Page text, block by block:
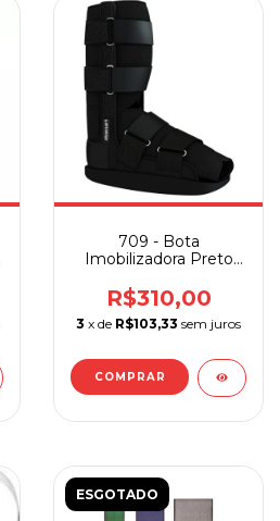
709 - Bota
Imobilizadora Preto
R$310,00
3 x de R$103,33 sem juros
COMPRAR
ESGOTADO